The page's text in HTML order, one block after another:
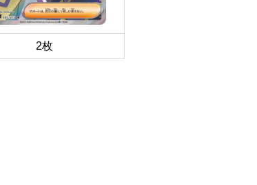
2枚